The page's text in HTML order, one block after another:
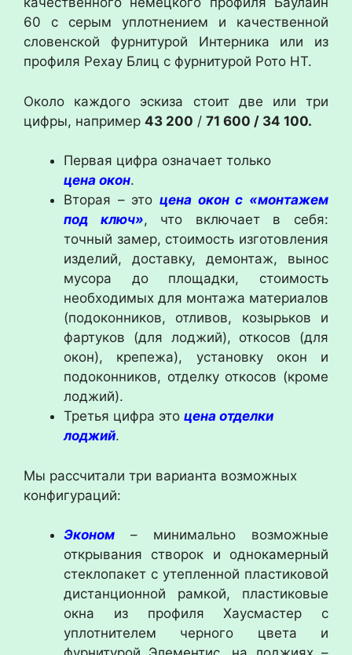
60 с серым уплотнением и качественной
словенской фурнитурой Интерника или из
профиля Рехау Блиц с фурнитурой Рото НТ.
Около каждого эскиза стоит две или три
цифры, например 43 200 / 71 600 / 34 100.
Первая цифра означает только
цена окон.
Вторая – это цена окон с «монтажем
под ключ», что включает в себя:
точный замер, стоимость изготовления
изделий, доставку, демонтаж, вынос
мусора до площадки, стоимость
необходимых для монтажа материалов
(подоконников, отливов, козырьков и
фартуков (для лоджий), откосов (для
окон), крепежа), установку окон и
подоконников, отделку откосов (кроме
лоджий).
Третья цифра это цена отделки
лоджий.
Мы рассчитали три варианта возможных
конфигураций:
Эконом – минимально возможные
открывания створок и однокамерный
стеклопакет с утепленной пластиковой
дистанционной рамкой, пластиковые
окна из профиля Хаусмастер с
уплотнителем черного цвета и